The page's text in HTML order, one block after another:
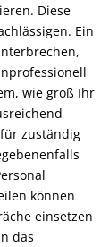
Diese
Ein
wie groß Ihr
zuständig
können
einsetzen
das